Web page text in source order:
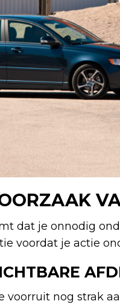
dat je onnodig
voordat je actie
nog strak